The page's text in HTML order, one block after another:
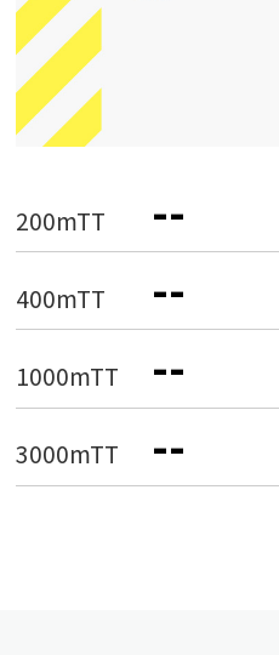
200mTT --
400mTT --
1000mTT --
3000mTT --